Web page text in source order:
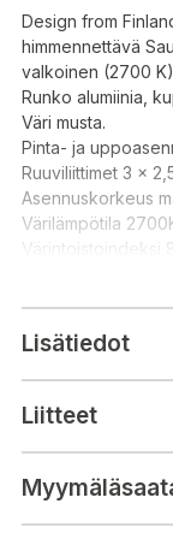
Design from
himmennettävä
valkoinen (2700
Runko alumiinia,
Väri musta.
Pinta- ja
Ruuviliittimet 3 x
Asennuskorkeus
Värilämpötila
Värintoistoindeksi
Käyttöympäristön
Hyötyelinikä
Tuotteen
Tuotteen
I Saunaled-
Lisätiedot
Liitteet